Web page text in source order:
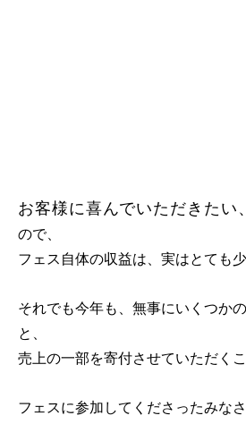
お客様に喜んでいただきたい
ので、
フェス自体の収益は、実はとても
それでも今年も、無事にいくつか
と、
売上の一部を寄付させていただく
フェスに参加してくださったみな